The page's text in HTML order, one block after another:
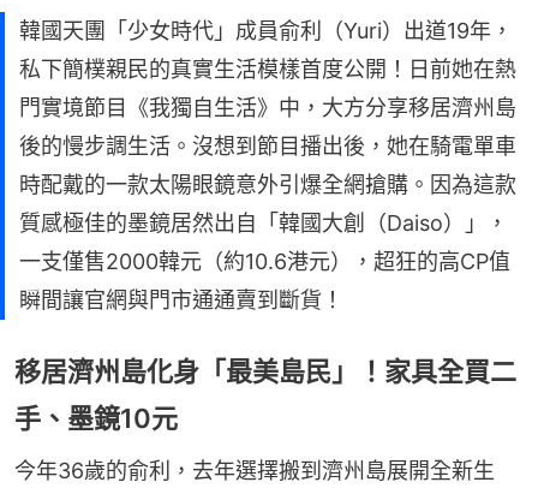
韓國天團「少女時代」成員俞利（Yuri）出道19年，
私下簡樸親民的真實生活模樣首度公開！日前她在熱
門實境節目《我獨自生活》中，大方分享移居濟州島
後的慢步調生活。沒想到節目播出後，她在騎電單車
時配戴的一款太陽眼鏡意外引爆全網搶購。因為這款
質感極佳的墨鏡居然出自「韓國大創（Daiso）」，
一支僅售2000韓元（約10.6港元），超狂的高CP值
瞬間讓官網與門市通通賣到斷貨！
移居濟州島化身「最美島民」！家具全買二
手、墨鏡10元
今年36歲的俞利，去年選擇搬到濟州島展開全新生